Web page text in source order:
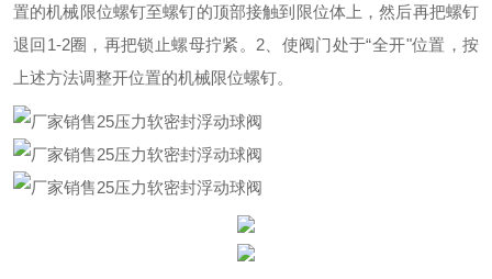
置的机械限位螺钉至螺钉的顶部接触到限位体上，然后再把螺钉
退回1-2圈，再把锁止螺母拧紧。 2、使阀门处于“全开"位置，按
上述方法调整开位置的机械限位螺钉。